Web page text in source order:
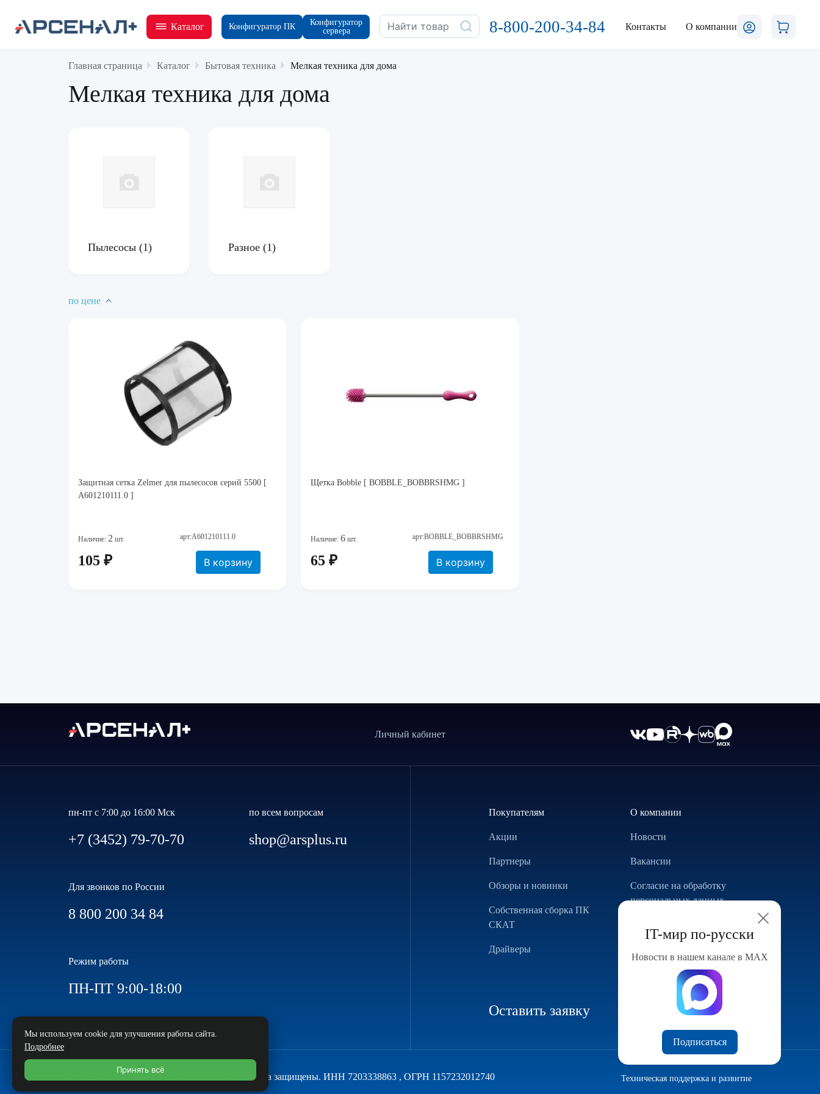
Каталог Конфигуратор ПК
Конфигуратор
сервера
8-800-200-34-84 Контакты О компании
Главная страница Каталог Бытовая техника Мелкая техника для дома
Мелкая техника для дома
Пылесосы (1) Разное(1)
по цене
Защитная сетка Zelmer для пылесосов серий 5500 [
A601210111.0 ]
Наличие: 2 шт. арт:A601210111.0
105 ₽ В корзину
Щетка Bobble [ BOBBLE_BOBBRSHMG ]
Наличие:6 шт. арт:BOBBLE_BOBBRSHMG
65 ₽ В корзину
IT-мир по-русски
Новости в нашем канале в МАХ
Подписаться
Личный кабинет
пн-пт с 7:00 до 16:00 Мск
+7 (3452) 79-70-70
по всем вопросам
shop@arsplus.ru
Для звонков по России
8 800 200 34 84
Режим работы
ПН-ПТ 9:00-18:00
Покупателям
Акции
Партнеры
Обзоры и новинки
Собственная сборка ПК
СКАТ
Драйверы
О компании
Новости
Вакансии
Согласие на обработку
персональных данных
Конфигуратор компьютера
Оставить заявку
© 1993-2026 IT-компания «Арсенал+» Все права защищены. ИНН 7203338863 , ОГРН 1157232012740 Техническая поддержка и развитие
Мы используем cookie для улучшения работы сайта.
Подробнее
Принять всё